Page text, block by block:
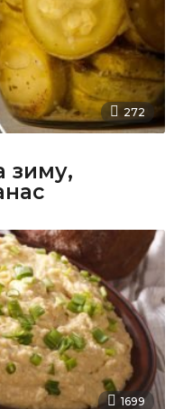
272
зиму,
1699